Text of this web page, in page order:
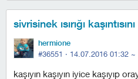
sivrisinek ısırığı
hermione
#36551 · 14.07.2016 01:32 ~
kaşıyın kaşıyın iyice kaşıyıp